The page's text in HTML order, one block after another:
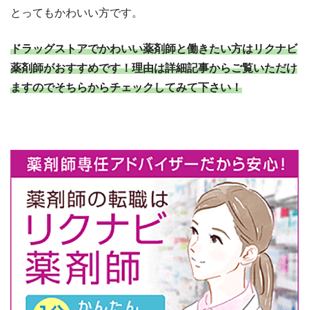
とってもかわいい方です。
ドラッグストアでかわいい薬剤師と働きたい方はリクナビ
薬剤師がおすすめです！理由は詳細記事からご覧いただけ
ますのでそちらからチェックしてみて下さい！